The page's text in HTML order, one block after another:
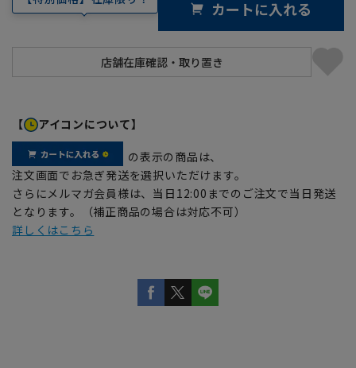
カートに入れる
【 アイコンについて】
の表示の商品は、
注文画面でお急ぎ発送を選択いただけます。
さらにメルマガ会員様は、当日12:00までのご注文で当日発送
となります。（補正商品の場合は対応不可）
詳しくはこちら